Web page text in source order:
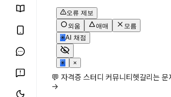
오류 제보
외움
애매
모름
✳AI 채점
✳ ×
💬 자격증 스터디 커뮤니티헷갈리는 문
→